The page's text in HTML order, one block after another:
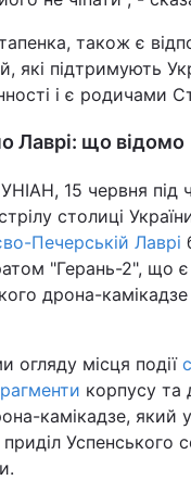
також є
які підтримують
і є родичами
Лаврі: що відомо
15 червня під
столиці
Печерській Лаврі
"Герань-2", що
дрона-
огляду місця події
корпусу та
камікадзе, який
Успенського